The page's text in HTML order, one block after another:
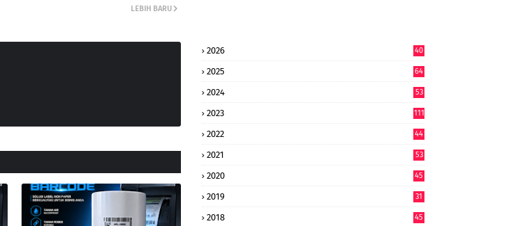
LEBIH BARU
2026
40
2025
64
2024
53
2023 111
2022
44
2021 53
2020 45
2019 31
2018 45